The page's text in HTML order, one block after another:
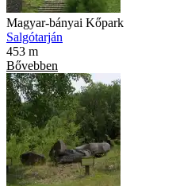
Magyar-bányai Kőpark
Salgótarján
453 m
Bővebben